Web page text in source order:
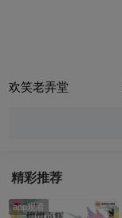
欢笑老弄堂
精彩推荐
app观看